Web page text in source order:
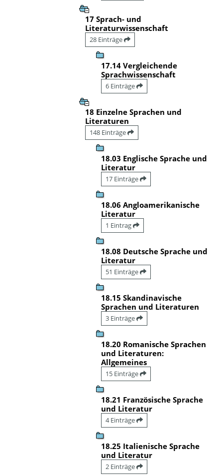
17 Sprach- und
Literaturwissenschaft
28 Einträge
17.14 Vergleichende
Sprachwissenschaft
6 Einträge
18 Einzelne Sprachen und
Literaturen
148 Einträge
18.03 Englische Sprache und
Literatur
17 Einträge
18.06 Angloamerikanische
Literatur
1 Eintrag
18.08 Deutsche Sprache und
Literatur
51 Einträge
18.15 Skandinavische
Sprachen und Literaturen
3 Einträge
18.20 Romanische Sprachen
und Literaturen:
Allgemeines
15 Einträge
18.21 Französische Sprache
und Literatur
4 Einträge
18.25 Italienische Sprache
und Literatur
2 Einträge